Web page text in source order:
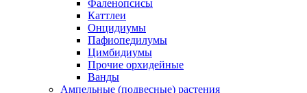
Фаленопсисы
Каттлеи
Онцидиумы
Пафиопедилумы
Цимбидиумы
Прочие орхидейные
Ванды
Ампельные (подвесные) растения